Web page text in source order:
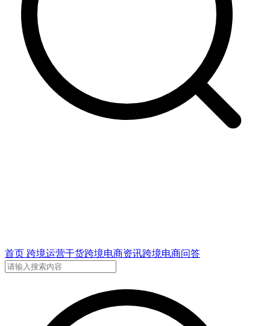
首页 跨境运营干货跨境电商资讯跨境电商问答